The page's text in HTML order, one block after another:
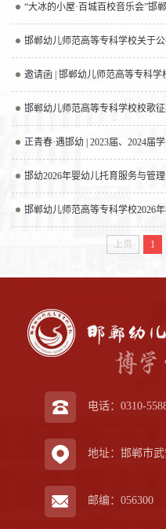
邯郸幼儿师范高等专科学校校歌
上页 1
电话：0310-
地址：邯郸市
邮编：056300